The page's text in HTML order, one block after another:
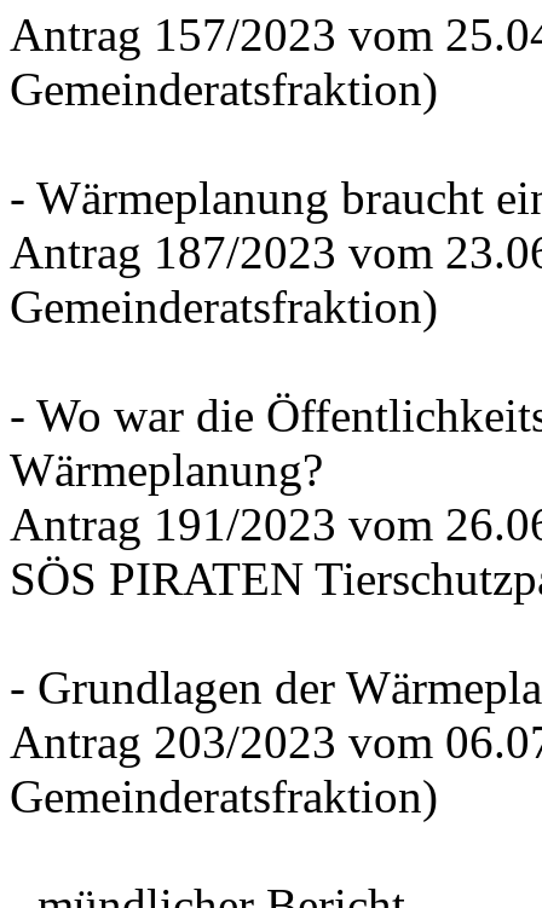
Antrag 157/2023 vom
Gemeinderatsfraktion)
- Wärmeplanung braucht
Antrag 187/2023 vom
Gemeinderatsfraktion)
- Wo war die
Wärmeplanung?
Antrag 191/2023 vom
SÖS PIRATEN
- Grundlagen der
Antrag 203/2023 vom
Gemeinderatsfraktion)